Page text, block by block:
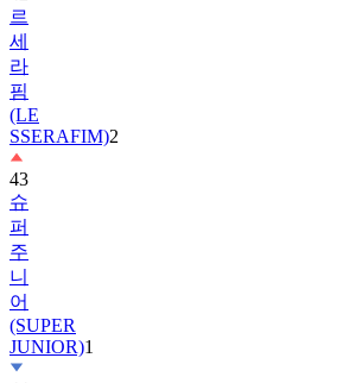
라
핌
(LE
SSERAFIM)
43
슈
퍼
주
니
어
(SUPER
JUNIOR)
44
킥